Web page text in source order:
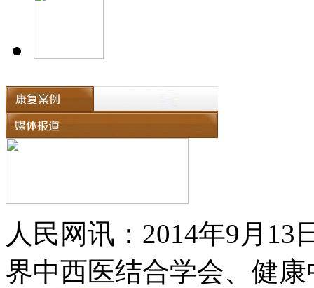
人民网讯：2014年9月
界中西医结合学会、健